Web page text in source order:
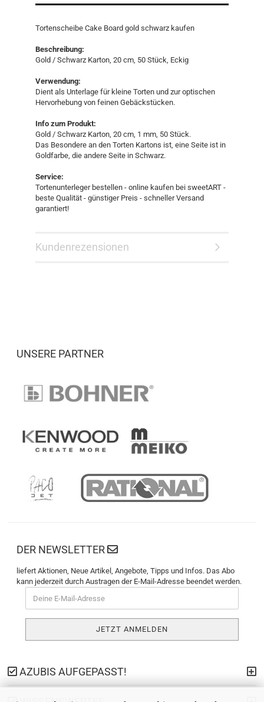
Tortenscheibe Cake Board gold schwarz kaufen
Beschreibung:
Gold / Schwarz Karton, 20 cm, 50 Stück, Eckig
Verwendung:
Dient als Unterlage für kleine Torten und zur optischen
Hervorhebung von feinen Gebäckstücken.
Info zum Produkt:
Gold / Schwarz Karton, 20 cm, 1 mm, 50 Stück.
Das Besondere an den Torten Kartons ist, eine Seite ist in
Goldfarbe, die andere Seite in Schwarz.
Service:
Tortenunterleger bestellen - online kaufen bei sweetART -
beste Qualität - günstiger Preis - schneller Versand
garantiert!
Kundenrezensionen
UNSERE PARTNER
DER NEWSLETTER
liefert Aktionen, Neue Artikel, Angebote, Tipps und Infos. Das Abo
kann jederzeit durch Austragen der E-Mail-Adresse beendet werden.
AZUBIS AUFGEPASST!